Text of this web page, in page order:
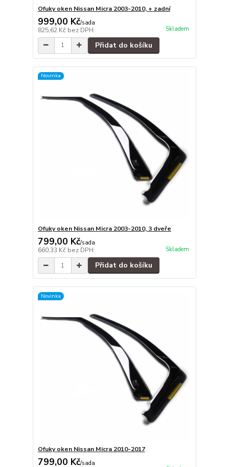
Ofuky oken Nissan Micra 2003-2010, + zadní
999,00 Kč/sada
825,62 Kč bez DPH Skladem
Přidat do košíku
Novinka
Ofuky oken Nissan Micra 2003-2010, 3 dveře
799,00 Kč/sada
660,33 Kč bez DPH Skladem
Přidat do košíku
Novinka
Ofuky oken Nissan Micra 2010-2017
799,00 Kč/sada